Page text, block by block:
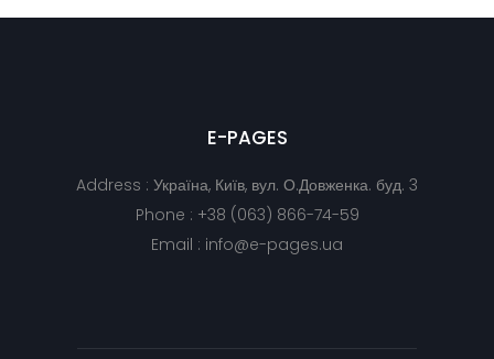
E-PAGES
Address : Україна, Київ, вул. О.Довженка. буд. 3
Phone : +38 (063) 866-74-59
Email : info@e-pages.ua